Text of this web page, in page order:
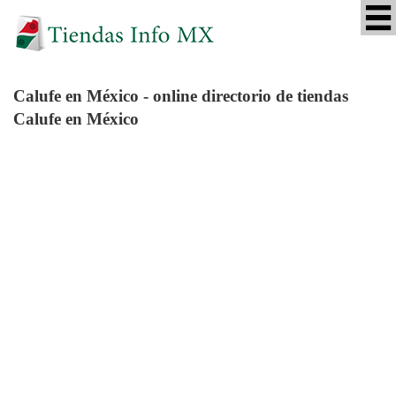
Calufe en México - online directorio de tiendas
Calufe en México